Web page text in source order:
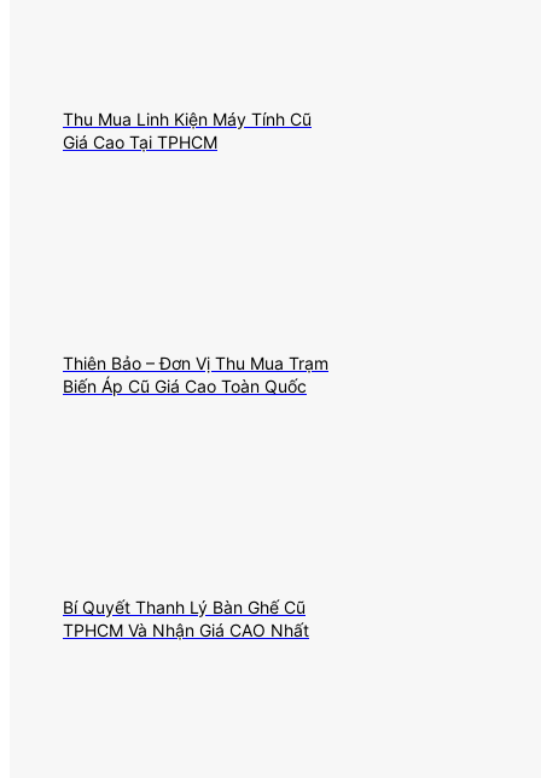
Thu Mua Linh Kiện Máy Tính Cũ
Giá Cao Tại TPHCM
Thiên Bảo – Đơn Vị Thu Mua Trạm
Biến Áp Cũ Giá Cao Toàn Quốc
Bí Quyết Thanh Lý Bàn Ghế Cũ
TPHCM Và Nhận Giá CAO Nhất